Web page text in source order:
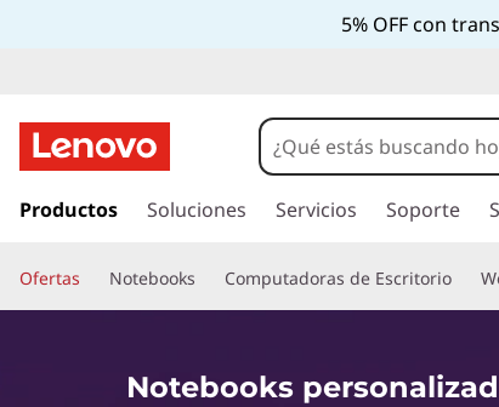
m
e
5% OFF con
r
c
o
Productos Soluciones Servicios Soporte
Ofertas Notebooks Computadoras de Escritorio
Notebooks